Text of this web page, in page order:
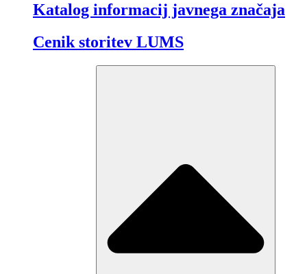
Katalog informacij javnega značaja
Cenik storitev LUMS